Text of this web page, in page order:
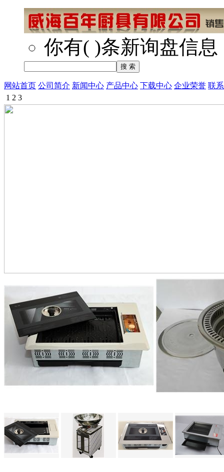
你有( )条新询盘信息
网站首页 公司简介 新闻中心 产品中心 下载中心 企业荣誉 联
1 2 3